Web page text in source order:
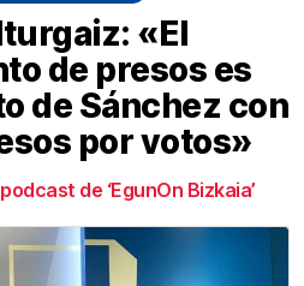
«El
de presos es
de Sánchez con
por votos»
de ‘EgunOn Bizkaia’